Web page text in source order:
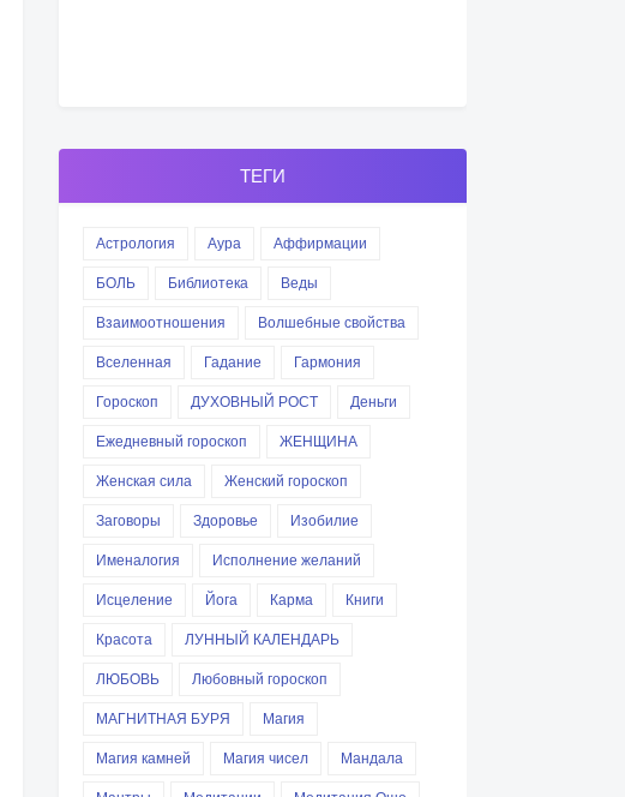
ТЕГИ
Астрология Аура
Аффирмации
БОЛЬ
Библиотека
Веды
Взаимоотношения
Волшебные свойства
Вселенная
Гадание
Гармония
Гороскоп
ДУХОВНЫЙ РОСТ
Деньги
Ежедневный гороскоп
ЖЕНЩИНА
Женская сила
Женский гороскоп
Заговоры
Здоровье
Изобилие
Именалогия
Исполнение желаний
Исцеление
Йога Карма
Книги
Красота
ЛУННЫЙ КАЛЕНДАРЬ
ЛЮБОВЬ
Любовный гороскоп
МАГНИТНАЯ БУРЯ
Магия
Магия камней
Магия чисел
Мандала